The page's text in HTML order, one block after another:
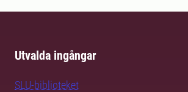
Utvalda ingångar
SLU-biblioteket